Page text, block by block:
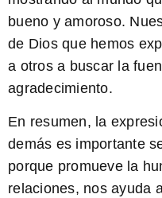
bueno y amoroso.
de Dios que hemos
a otros a buscar la
agradecimiento.
En resumen, la
demás es importante
porque promueve la
relaciones, nos ayuda